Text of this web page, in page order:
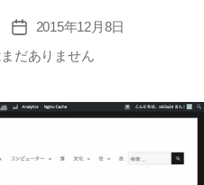
投
稿
日
2015年12月8日
】
だありません